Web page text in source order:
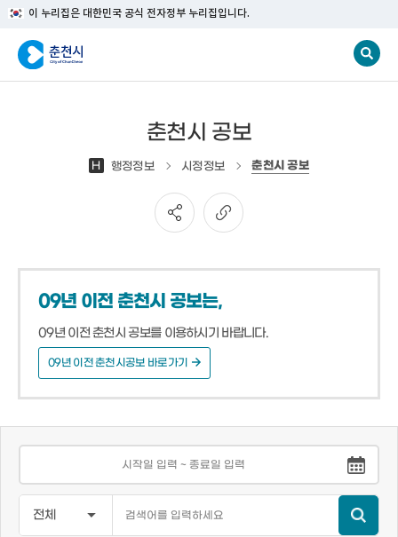
이 누리집은 대한민국 공식 전자정부 누리집입니다.
춘천시 공보
H 행정정보 시정정보 춘천시 공보
09년 이전 춘천시 공보는,
09년 이전 춘천시 공보를 이용하시기 바랍니다.
09년 이전 춘천시공보 바로가기